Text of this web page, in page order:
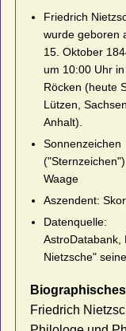
Friedrich
wurde geboren
15. Oktober
um 10:00 Uhr in
Röcken (heute
Lützen,
Anhalt).
Sonnenzeichen
Waage
Aszendent:
Datenquelle:
AstroDatabank,
Nietzsche"
Biographisches
Friedrich